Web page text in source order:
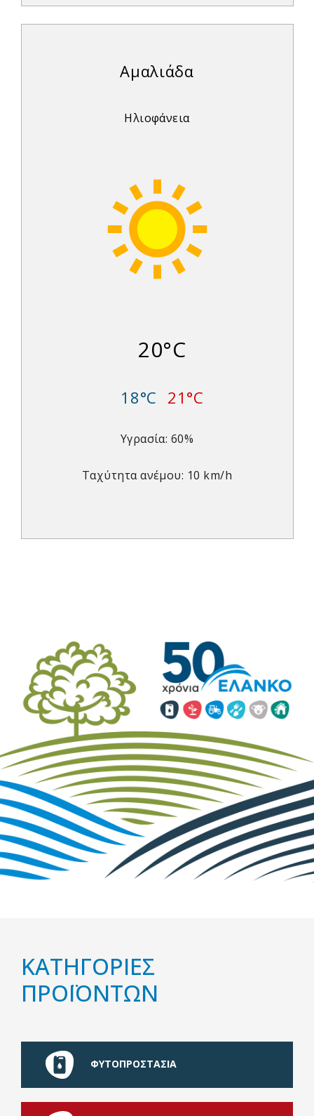
Αμαλιάδα
Ηλιοφάνεια
20°C
18°C 21°C
Υγρασία: 60%
Ταχύτητα ανέμου: 10 km/h
ΚΑΤΗΓΟΡΙΕΣ
ΠΡΟΪΟΝΤΩΝ
ΦΥΤΟΠΡΟΣΤΑΣΙΑ